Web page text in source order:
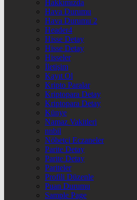
Hakkımızda
Hava Durumu
Hava Durumu 2
Header4
Hisse Detay
Hisse Detay
Hisseler
İletişim
Kayıt Ol
Kripto Paralar
Kriptopara Detay
Kriptopara Detay
Künye
Namaz Vakitleri
nnbil
Nöbetçi Eczaneler
Parite Detay
Parite Detay
Pariteler
Profili Düzenle
Puan Durumu
Sample Page